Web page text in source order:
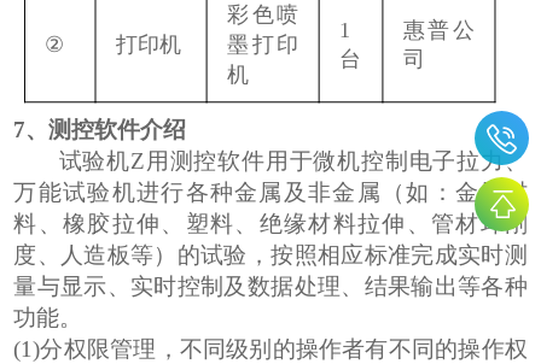
② 打印机
彩色喷
墨打印
机
1
台
惠普公
司
7、测控软件介绍
试验机Z用测控软件用于微机控制电子拉力、
万能试验机进行各种金属及非金属（如：金属材
料、 橡胶拉伸、塑料、 绝缘材料拉伸、管材环刚
度、人造板等）的试验，按照相应标准完成实时测
量与显示、实时控制及数据处理、结果输出等各种
功能。
(1)分权限管理，不同级别的操作者有不同的操作权